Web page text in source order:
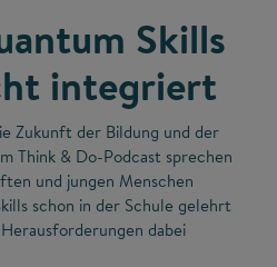
Skills
integriert
Zukunft der Bildung und der
Think & Do-Podcast sprechen
und jungen Menschen
schon in der Schule gelehrt
dabei